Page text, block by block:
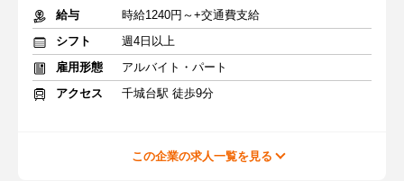
給与
時給1240円～+交通費支給
シフト
週4日以上
雇用形態
アルバイト・パート
アクセス
千城台駅 徒歩9分
この企業の求人一覧を見る